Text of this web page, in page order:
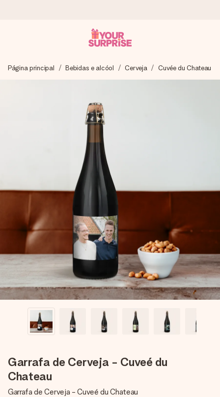
Preparamos o teu presente com toda a atenção e
enviamos num instante - para que possas oferece-lo na
4,7 (com base em +15.000 avaliações)
Os nossos presentes inspiram. Os clientes avaliam-nos
com 4,7 no Google Reviews.
Cartão com mensagem grátis
Cria algo único em apenas alguns passos - com o nome
dela, uma foto ou uma mensagem que realmente toca o
coração. Sem complicações, apenas todo o amor num
momento especial.
Página principal Bebidas e alcóol Cerveja Cuvée du Chateau
Garrafa de Cerveja - Cuveé du
Chateau
Garrafa de Cerveja - Cuveé du Chateau